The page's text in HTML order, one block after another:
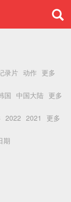
录片 动作 更多
国 中国大陆 更多
2022 2021 更多
期